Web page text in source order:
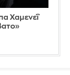
Χαμενεΐ